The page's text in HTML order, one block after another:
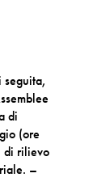
seguita,
di
(ore
di rilievo
–